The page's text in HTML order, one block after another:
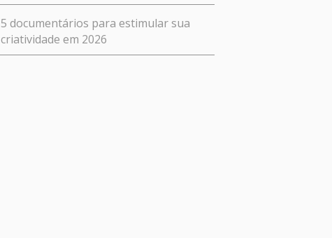
5 documentários para estimular sua
criatividade em 2026